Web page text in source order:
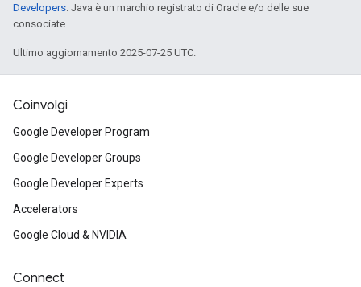
Developers . Java è un marchio registrato di Oracle e/o delle sue
consociate.
Ultimo aggiornamento 2025-07-25 UTC.
Coinvolgi
Google Developer Program
Google Developer Groups
Google Developer Experts
Accelerators
Google Cloud & NVIDIA
Connect